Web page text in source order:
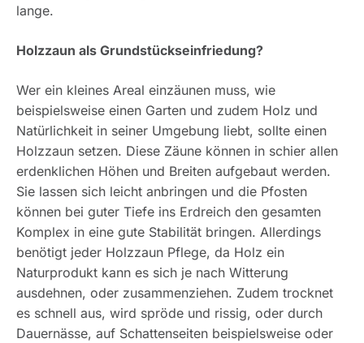
lange.
Holzzaun als Grundstückseinfriedung?
Wer ein kleines Areal einzäunen muss, wie
beispielsweise einen Garten und zudem Holz und
Natürlichkeit in seiner Umgebung liebt, sollte einen
Holzzaun setzen. Diese Zäune können in schier allen
erdenklichen Höhen und Breiten aufgebaut werden.
Sie lassen sich leicht anbringen und die Pfosten
können bei guter Tiefe ins Erdreich den gesamten
Komplex in eine gute Stabilität bringen. Allerdings
benötigt jeder Holzzaun Pflege, da Holz ein
Naturprodukt kann es sich je nach Witterung
ausdehnen, oder zusammenziehen. Zudem trocknet
es schnell aus, wird spröde und rissig, oder durch
Dauernässe, auf Schattenseiten beispielsweise oder